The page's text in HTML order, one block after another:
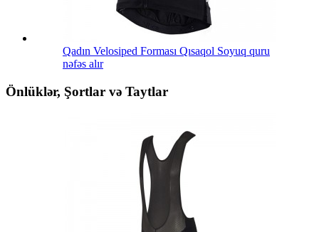
Qadın Velosiped Forması Qısaqol Soyuq quru
nəfəs alır
Önlüklər, Şortlar və Taytlar